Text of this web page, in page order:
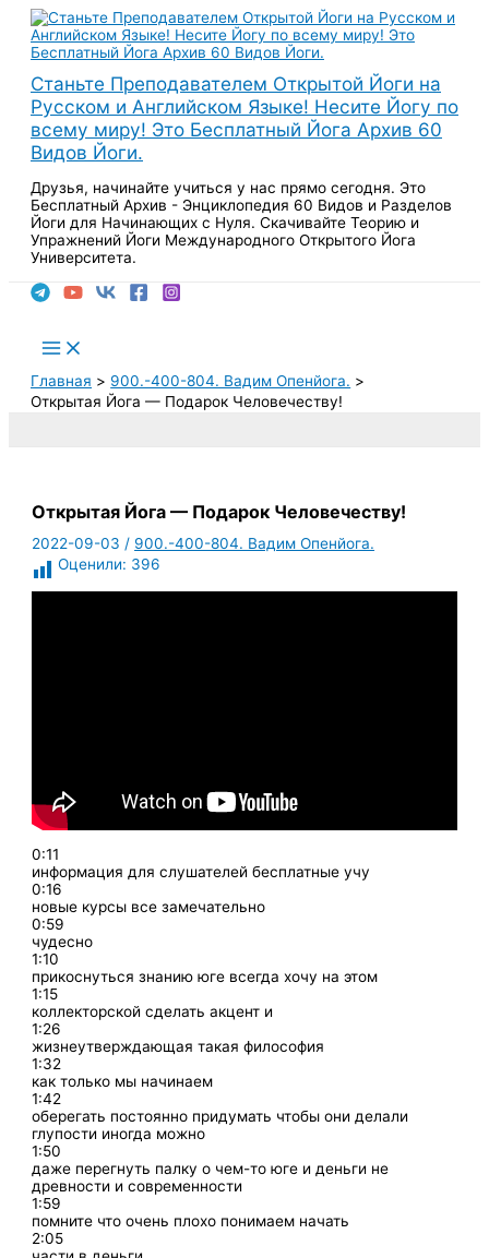
Перейти
содержимому
Станьте Преподавателем Открытой Йоги на
Русском и Английском Языке! Несите Йогу по
всему миру! Это Бесплатный Йога Архив 60
Видов Йоги.
Друзья, начинайте учиться у нас прямо сегодня. Это
Бесплатный Архив - Энциклопедия 60 Видов и Разделов
Йоги для Начинающих с Нуля. Скачивайте Теорию и
Упражнений Йоги Международного Открытого Йога
Университета.
Main
Menu
Главная
900.-400-804. Вадим Опенйога.
Открытая Йога — Подарок Человечеству!
Открытая Йога — Подарок Человечеству!
2022-09-03/ 900.-400-804. Вадим Опенйога.
Оценили: 396
0:11
информация для слушателей бесплатные учу
0:16
новые курсы все замечательно
0:59
чудесно
1:10
прикоснуться знанию юге всегда хочу на этом
1:15
коллекторской сделать акцент и
1:26
жизнеутверждающая такая философия
1:32
как только мы начинаем
1:42
оберегать постоянно придумать чтобы они делали
глупости иногда можно
1:50
даже перегнуть палку о чем-то юге и деньги не
древности и современности
1:59
помните что очень плохо понимаем начать
2:05